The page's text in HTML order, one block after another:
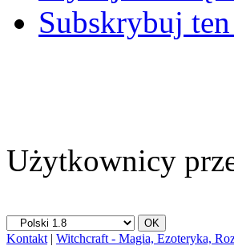
Subskrybuj
Użytkownicy
Kontakt | Witchcraft - Magia, Ezoteryka,